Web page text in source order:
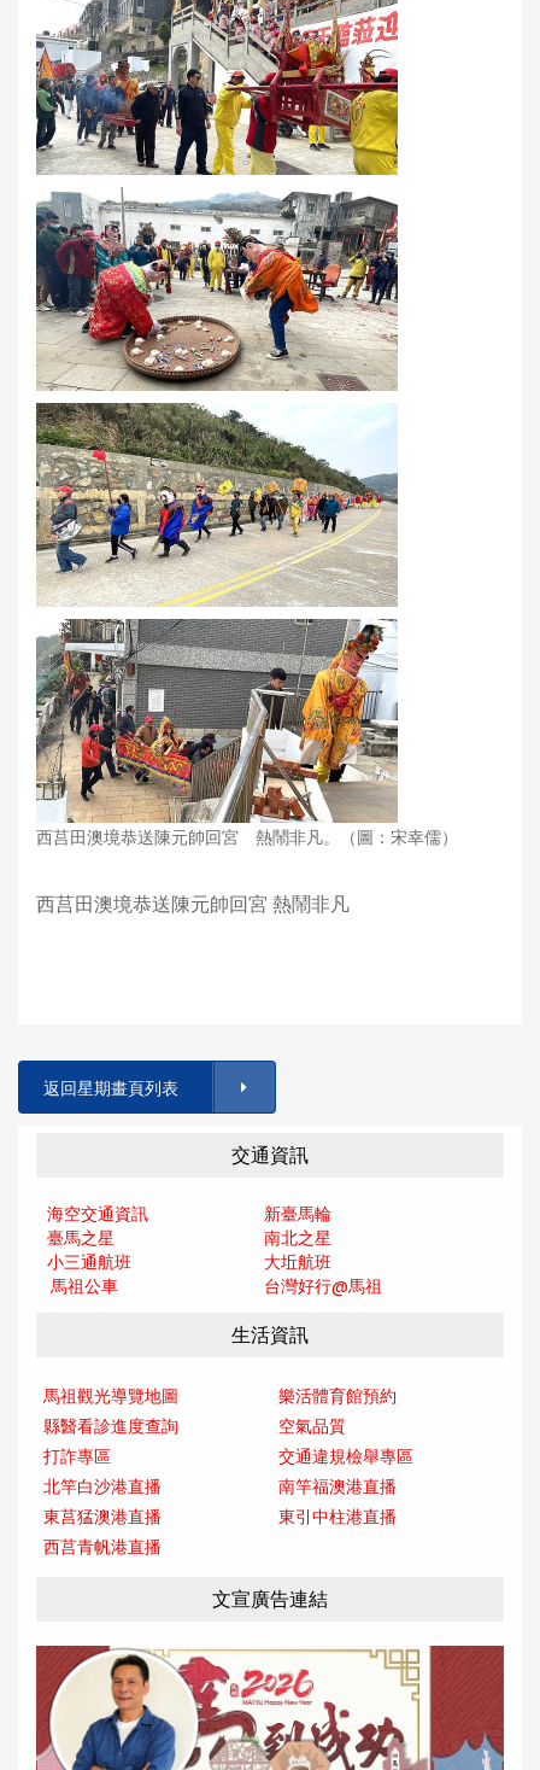
西莒田澳境恭送陳元帥回宮 熱鬧非凡。（圖：宋幸儒）
西莒田澳境恭送陳元帥回宮 熱鬧非凡
返回星期畫頁列表
交通資訊
海空交通資訊
新臺馬輪
臺馬之星
南北之星
小三通航班
大坵航班
馬祖公車
台灣好行@馬祖
生活資訊
馬祖觀光導覽地圖
樂活體育館預約
縣醫看診進度查詢
空氣品質
打詐專區
交通違規檢舉專區
北竿白沙港直播
南竿福澳港直播
東莒猛澳港直播
東引中柱港直播
西莒青帆港直播
文宣廣告連結